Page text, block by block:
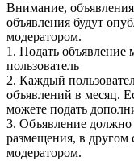
Внимание,
объявления будут
модератором.
1. Подать объявление
пользователь
2. Каждый
объявлений в месяц.
можете подать
3. Объявление должно
размещения, в другом
модератором.